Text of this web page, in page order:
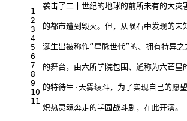
1
2
3
4
5
6
7
8
9
10
11
袭击了二十世纪的地球的前所未有的大
的都市遭到毁灭。但，从陨石中发现的
诞生出被称作“星脉世代”的、拥有特异
的舞台，由六所学院包围、通称为六芒
的特待生·天雾绫斗，为了实现自己的愿
炽热灵魂奔走的学园战斗剧，在此开演。